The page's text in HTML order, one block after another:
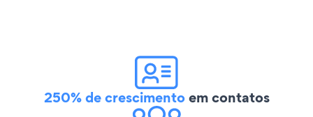
250% de crescimentoem contatos